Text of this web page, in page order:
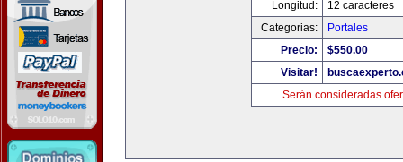
Longitud:
12 caracteres
Categorias:
Portales
Precio:
$550.00
Visitar!
Serán consideradas